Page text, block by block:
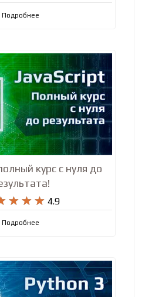
Подробнее
курс с нуля до
  
   4.9
Подробнее